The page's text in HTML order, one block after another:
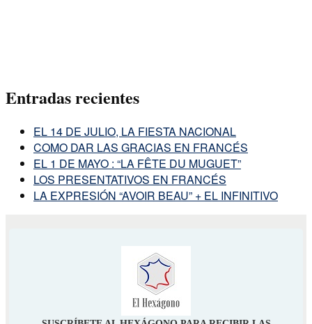
Entradas recientes
EL 14 DE JULIO, LA FIESTA NACIONAL
COMO DAR LAS GRACIAS EN FRANCÉS
EL 1 DE MAYO : “LA FÊTE DU MUGUET”
LOS PRESENTATIVOS EN FRANCÉS
LA EXPRESIÓN “AVOIR BEAU” + EL INFINITIVO